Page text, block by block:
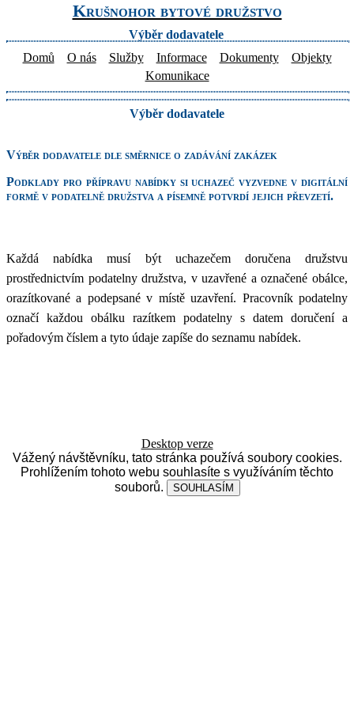
Krušnohor bytové družstvo
Výběr dodavatele
Domů
O nás Služby Informace Dokumenty
Objekty
Komunikace
Výběr dodavatele
Výběr dodavatele dle směrnice o zadávání zakázek
Podklady pro přípravu nabídky si uchazeč vyzvedne v digitální
formě v podatelně družstva a písemně potvrdí jejich převzetí.
Každá nabídka musí být uchazečem doručena družstvu
prostřednictvím podatelny družstva, v uzavřené a označené obálce,
orazítkované a podepsané v místě uzavření. Pracovník podatelny
označí každou obálku razítkem podatelny s datem doručení a
pořadovým číslem a tyto údaje zapíše do seznamu nabídek.
Desktop verze
Vážený návštěvníku, tato stránka používá soubory cookies.
Prohlížením tohoto webu souhlasíte s využíváním těchto
souborů.
SOUHLASÍM